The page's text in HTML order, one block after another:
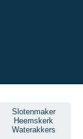
Slotenmaker
Heemskerk
Waterakkers